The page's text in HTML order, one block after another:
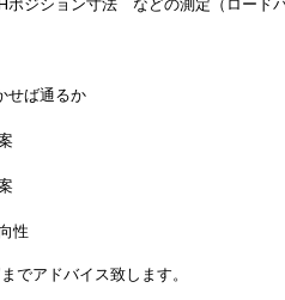
ポジション寸法 などの測定（ロード
せば通るか
性
でアドバイス致します。